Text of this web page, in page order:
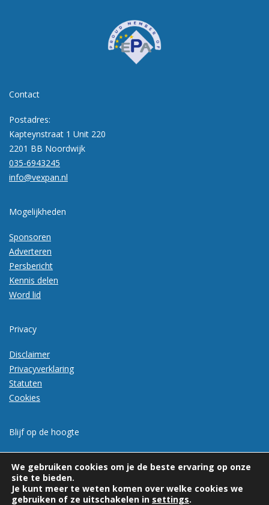
Contact
Postadres:
Kapteynstraat 1 Unit 220
2201 BB Noordwijk
035-6943245
info@vexpan.nl
Mogelijkheden
Sponsoren
Adverteren
Persbericht
Kennis delen
Word lid
Privacy
Disclaimer
Privacyverklaring
Statuten
Cookies
Blijf op de hoogte
We gebruiken cookies om je de beste ervaring op onze
site te bieden.
Je kunt meer te weten komen over welke cookies we
gebruiken of ze uitschakelen in settings.